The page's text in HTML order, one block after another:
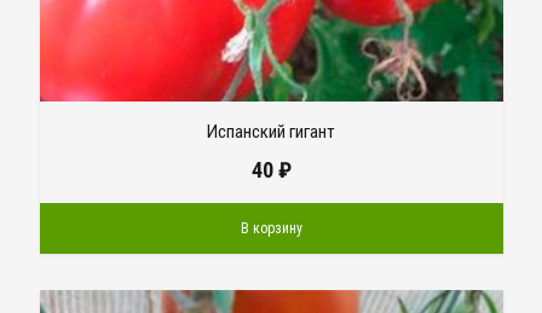
Испанский гигант
40₽
В корзину